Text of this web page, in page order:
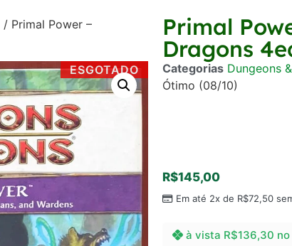
/ Primal Power –
ESGOTADO
Primal
Dragons
Categorias Dungeons
Ótimo (08/10)
R$145,00
Em até 2x de R$72,50
à vista R$136,30